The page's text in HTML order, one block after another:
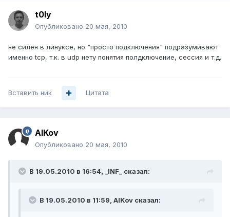
t0ly
Опубликовано 20 мая, 2010
не силён в линуксе, но "просто подключения" подразумивают
именно tcp, т.к. в udp нету понятия полдключение, сессия и т.д.
Вставить ник Цитата
AlKov
Опубликовано 20 мая, 2010
В 19.05.2010 в 16:54, _INF_ сказал:
В 19.05.2010 в 11:59, AlKov сказал: